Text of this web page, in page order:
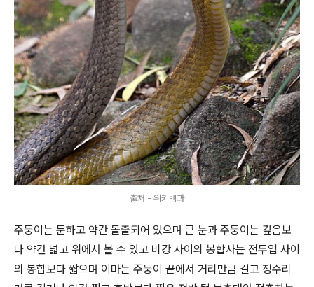
출처 - 위키백과
주둥이는 둔하고 약간 돌출되어 있으며 큰 눈과 주둥이는 깊음보
다 약간 넓고 위에서 볼 수 있고 비강 사이의 봉합사는 전두엽 사이
의 봉합보다 짧으며 이마는 주둥이 끝에서 거리만큼 길고 정수리